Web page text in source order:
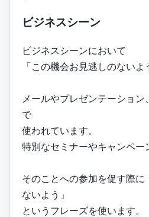
ビジネスシーン
ビジネスシーンにおいて
「この機会お見逃しのないよ
メールやプレゼンテーショ
で
使われています。
特別なセミナーやキャンペー
そのことへの参加を促す際
ないよう」
というフレーズを使います。